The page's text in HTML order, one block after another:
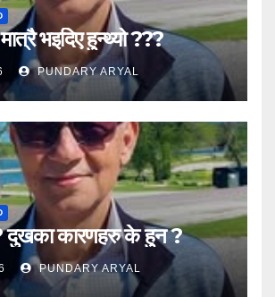
भइदिए हुन्थ्यो ???
PUNDARY ARYAL
दुखका कारणहरु के हुन ?
PUNDARY ARYAL